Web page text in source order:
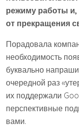
режиму работы и,
от прекращения
Порадовала
необходимость
буквально
очередной раз
их поддержали
перспективные
вами.